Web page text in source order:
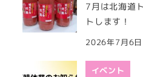
7月は北海道
トします！
2026年7月6日
イベント